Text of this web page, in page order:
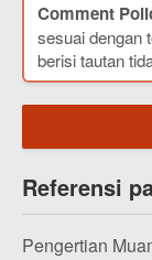
Comment
sesuai dengan
berisi tautan
Referensi
Pengertian